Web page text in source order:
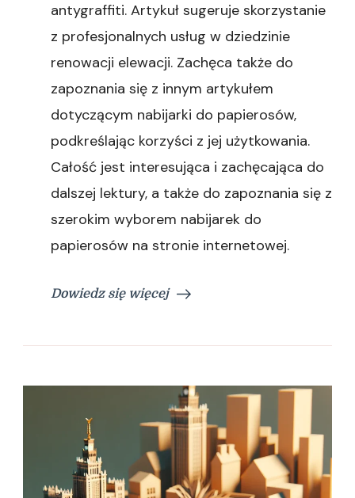
antygraffiti. Artykuł sugeruje skorzystanie
z profesjonalnych usług w dziedzinie
renowacji elewacji. Zachęca także do
zapoznania się z innym artykułem
dotyczącym nabijarki do papierosów,
podkreślając korzyści z jej użytkowania.
Całość jest interesująca i zachęcająca do
dalszej lektury, a także do zapoznania się z
szerokim wyborem nabijarek do
papierosów na stronie internetowej.
Dowiedz się więcej